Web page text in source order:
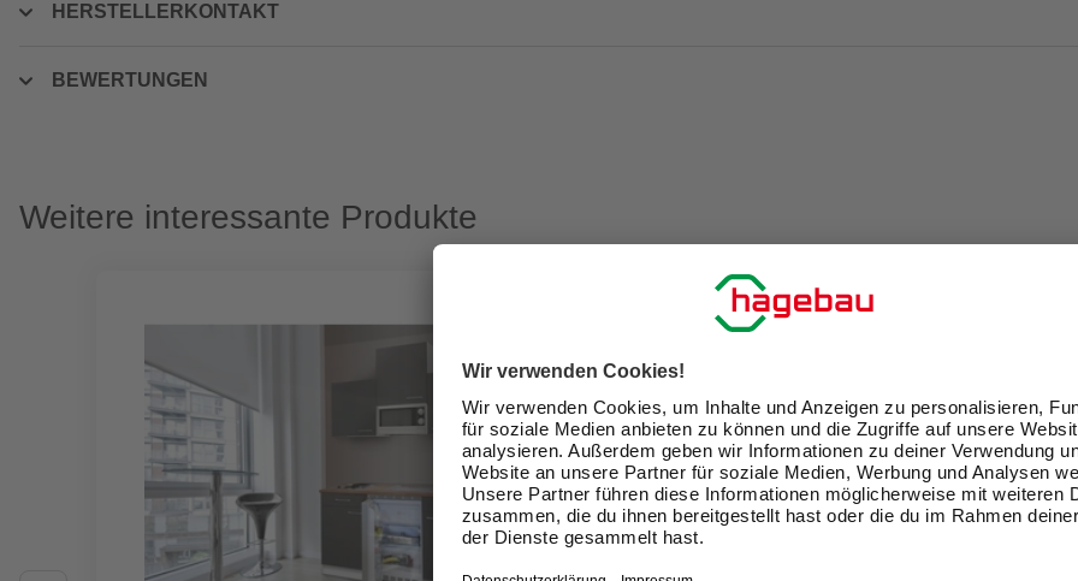
HERSTELLERKONTAKT
BEWERTUNGEN
Weitere interessante Produkte